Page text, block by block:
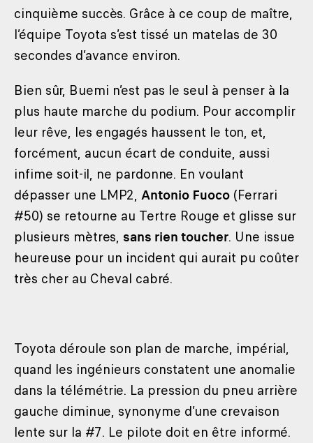
cinquième succès. Grâce à ce coup de maître,
l’équipe Toyota s’est tissé un matelas de 30
secondes d’avance environ.
Bien sûr, Buemi n’est pas le seul à penser à la
plus haute marche du podium. Pour accomplir
leur rêve, les engagés haussent le ton, et,
forcément, aucun écart de conduite, aussi
infime soit-il, ne pardonne. En voulant
dépasser une LMP2, Antonio Fuoco (Ferrari
#50) se retourne au Tertre Rouge et glisse sur
plusieurs mètres, sans rien toucher. Une issue
heureuse pour un incident qui aurait pu coûter
très cher au Cheval cabré.
Toyota déroule son plan de marche, impérial,
quand les ingénieurs constatent une anomalie
dans la télémétrie. La pression du pneu arrière
gauche diminue, synonyme d’une crevaison
lente sur la #7. Le pilote doit en être informé.